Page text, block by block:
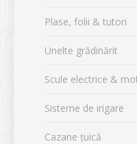
Plase, folii & tutori
Unelte grădinărit
Scule electrice &
Sisteme de irigare
Cazane țuică